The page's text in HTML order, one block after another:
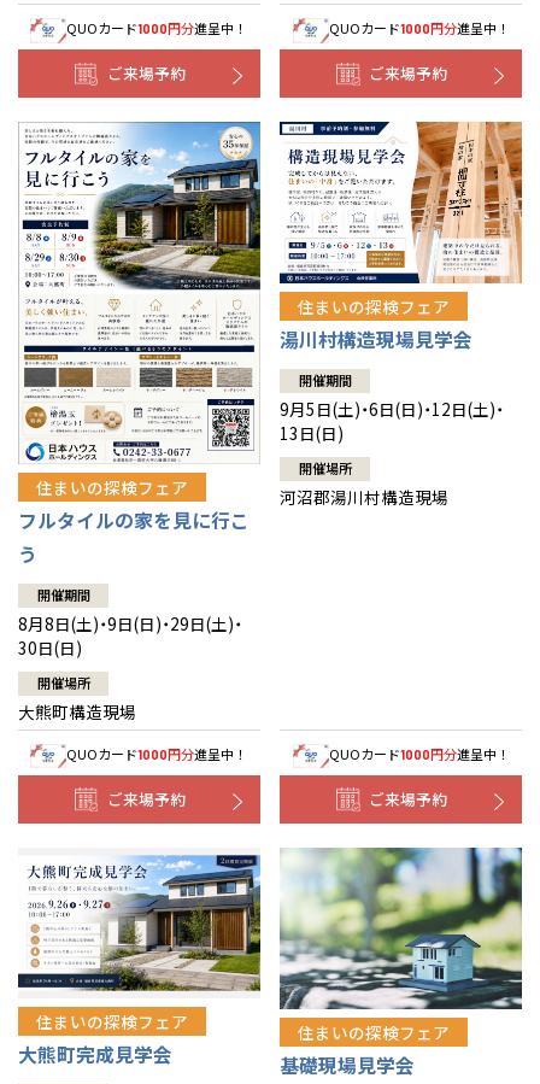
QUOカード1000円分進呈中！
ご来場予約
QUOカード1000円分進呈中！
ご来場予約
住まいの探検フェア
フルタイルの家を見に行こ
う
開催期間
8月8日(土)・9日(日)・29日(土)・
30日(日)
開催場所
大熊町構造現場
QUOカード1000円分進呈中！
ご来場予約
住まいの探検フェア
湯川村構造現場見学会
開催期間
9月5日(土)・6日(日)・12日(土)・
13日(日)
開催場所
河沼郡湯川村構造現場
QUOカード1000円分進呈中！
ご来場予約
住まいの探検フェア
大熊町完成見学会
住まいの探検フェア
基礎現場見学会